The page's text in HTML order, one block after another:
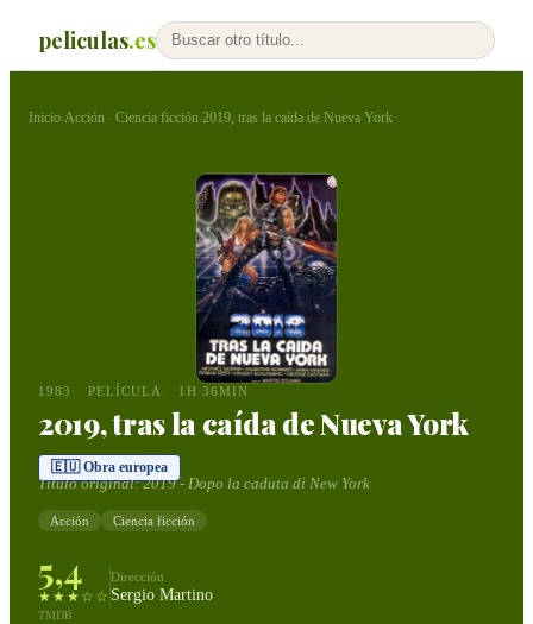
peliculas.es
Inicio›Acción · Ciencia ficción›2019, tras la caída de Nueva York
1983 PELÍCULA 1H 36MIN
2019, tras la caída de Nueva York
🇪🇺 Obra europea
Título original:2019 - Dopo la caduta di New York
Acción Ciencia ficción
5,4
★★★☆☆
TMDB
Dirección
Sergio Martino